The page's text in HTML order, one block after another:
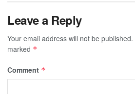
Leave a Reply
Your email address will not be published.
marked *
Comment *